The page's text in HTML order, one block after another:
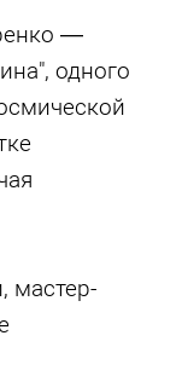
—
одного
мастер-